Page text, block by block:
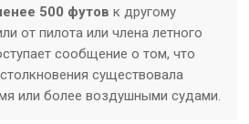
500 футовк другому
от пилота или члена летного
сообщение о том, что
существовала
или более воздушными судами.